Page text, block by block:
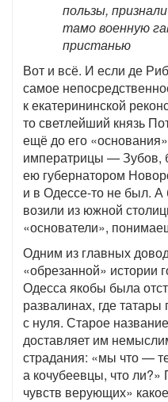
пользы,
тамо военную
пристанью
Вот и всё. И если де
самое
к екатерининской
то светлейший князь
ещё до его
императрицы — Зубов,
ею губернатором
и в Одессе-то не был. А
возили из южной
«основатели»,
Одним из главных
«обрезанной» истории
Одесса якобы была
развалинах, где татары
с нуля. Старое
доставляет им
страдания: «мы что —
а кочубеевцы, что
чувств верующих»